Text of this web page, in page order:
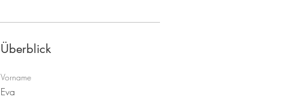
Überblick
Vorname
Eva